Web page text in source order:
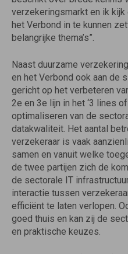
verzekeringsmarkt en ik
het Verbond in te kunnen
belangrijke thema’s”.
Naast duurzame
en het Verbond ook aan de
gericht op het verbeteren
2e en 3e lijn in het ‘3 lines
optimaliseren van de
datakwaliteit. Het aantal
verzekeraar is vaak
samen en vanuit welke
de twee partijen zich de
de sectorale IT
interactie tussen
efficiënt te laten verlopen.
goed thuis en kan zij de
en praktische keuzes.